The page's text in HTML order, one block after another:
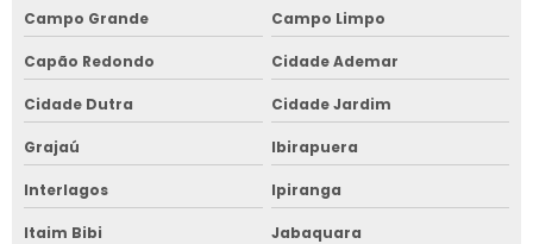
Campo Grande Campo Limpo
Capão Redondo Cidade Ademar
Cidade Dutra Cidade Jardim
Grajaú Ibirapuera
Interlagos Ipiranga
Itaim Bibi Jabaquara